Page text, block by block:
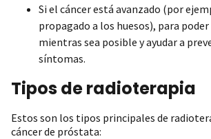
Si el cáncer está avanzado (por
propagado a los huesos), para
mientras sea posible y ayudar a
síntomas.
Tipos de radioterapia
Estos son los tipos principales de
cáncer de próstata: